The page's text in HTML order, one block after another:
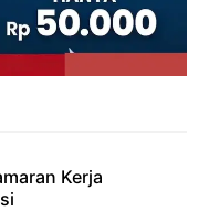
Kerja